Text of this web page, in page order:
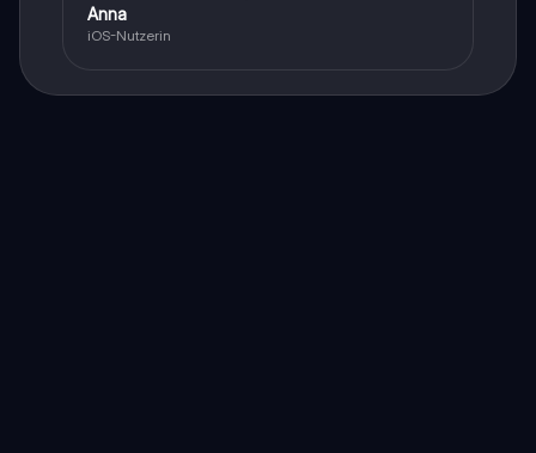
Anna
iOS-Nutzerin